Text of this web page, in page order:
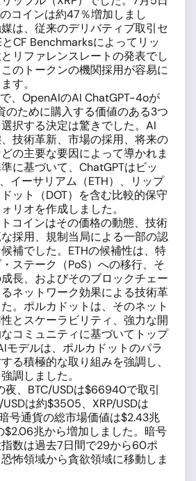
コインは約47％増加しまし
は、従来のデリバティブ取引セ
CF Benchmarksによってリッ
リファレンスレートの発表でし
のトークンの機関採用が容易に
す。
、OpenAIのAI ChatGPT-4oが
のために購入する価値のある3つ
択する決定は驚きでした。AI
技術革新、市場の採用、将来の
の主要な要因によって導かれま
に基づいて、ChatGPTはビッ
イーサリアム（ETH）、リップ
ット（DOT）を含む比較的保守
リオを作成しました。
コインはその価格の動態、技術
採用、規制当局による一部の認
補でした。ETHの候補性は、特
ステーク（PoS）への移行、そ
長、およびそのブロックチェー
ネットワーク効果による技術革
。ポルカドットは、そのネット
とスケーラビリティ、強力な開
コミュニティに基づいてトップ
モデルは、ポルカドットのパラ
る積極的な取り組みを強調し、
調しました。
夜、BTC/USDは$66940で取引
は約$3505、XRP/USDは
号通貨の総市場価値は$2.43兆
$2.06兆から増加しました。暗号
数は過去7日間で29から60ポ
怖領域から貪欲領域に移動しま